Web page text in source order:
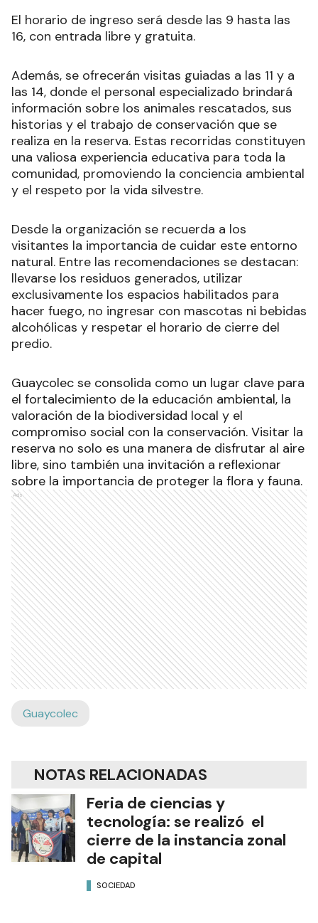
El horario de ingreso será desde las 9 hasta las
16, con entrada libre y gratuita.
Además, se ofrecerán visitas guiadas a las 11 y a
las 14, donde el personal especializado brindará
información sobre los animales rescatados, sus
historias y el trabajo de conservación que se
realiza en la reserva. Estas recorridas constituyen
una valiosa experiencia educativa para toda la
comunidad, promoviendo la conciencia ambiental
y el respeto por la vida silvestre.
Desde la organización se recuerda a los
visitantes la importancia de cuidar este entorno
natural. Entre las recomendaciones se destacan:
llevarse los residuos generados, utilizar
exclusivamente los espacios habilitados para
hacer fuego, no ingresar con mascotas ni bebidas
alcohólicas y respetar el horario de cierre del
predio.
Guaycolec se consolida como un lugar clave para
el fortalecimiento de la educación ambiental, la
valoración de la biodiversidad local y el
compromiso social con la conservación. Visitar la
reserva no solo es una manera de disfrutar al aire
libre, sino también una invitación a reflexionar
sobre la importancia de proteger la flora y fauna.
Ads
Guaycolec
NOTAS RELACIONADAS
Feria de ciencias y
tecnología: se realizó el
cierre de la instancia zonal
de capital
SOCIEDAD